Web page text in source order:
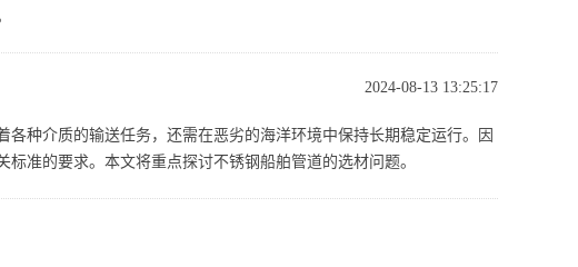
2024-08-13 13:25:17
种介质的输送任务，还需在恶劣的海洋环境中保持长期稳定运行。因
准的要求。本文将重点探讨不锈钢船舶管道的选材问题。